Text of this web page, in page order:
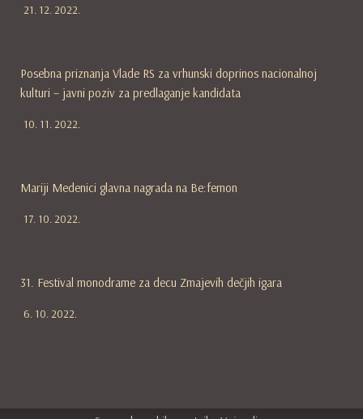
21. 12. 2022.
Posebna priznanja Vlade RS za vrhunski doprinos nacionalnoj
kulturi – javni poziv za predlaganje kandidata
10. 11. 2022.
Mariji Medenici glavna nagrada na Be:femon
17. 10. 2022.
31. Festival monodrame za decu Zmajevih dečjih igara
6. 10. 2022.